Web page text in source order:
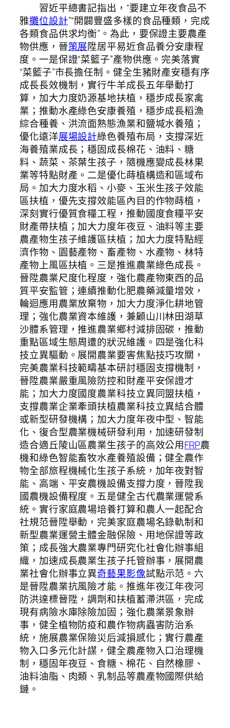
習近平總書記指出，“要建立年夜食品不
雅攤位設計”“開闢豐盛多樣的食品種類，完成
各類食品供求均衡”。為此，要保證主要農產
物供應，晉策展陞居平易近食品養分安康程
度。一是保證“菜籃子”產物供應。完美落實
“菜籃子”市長擔任制。健全生豬財產安穩有序
成長長效機制，實行牛羊成長五年舉動打
算，加大力度奶源基地扶植，穩步成長家禽
業；推動水產綠色安康養殖，穩步成長稻漁
綜合種養、洪流面熟態漁業和鹽堿水養殖；
優化遠洋展場設計綠色養殖布局，支撐深近
海養殖業成長；穩固成長棉花、油料、糖
料、蔬菜、茶葉生孩子，隨機應變成長林果
業等特點財產。二是優化蒔植構造和區域布
局。加大力度水稻、小麥、玉米生孩子效能
區扶植，優先支撐效能區內目的作物蒔植，
深刻實行優質食糧工程，推動國度食糧平安
財產帶扶植；加大力度年夜豆、油料等主要
農產物生孩子維護區扶植；加大力度特點經
濟作物、園藝產物、畜產物、水產物、林特
產物上風區扶植。三是推進農業綠色成長。
晉陞農業尺度化程度，強化農產物東西的品
質平安監管；連續推動化肥農藥減量增效，
輪迴應用農業放棄物，加大力度淨化耕地管
理；強化農業資本維護，兼顧山川林田湖草
沙體系管理，推進農業鄉村減排固碳，推動
重點區域生態周遭的狀況維護。四是強化科
技立異驅動。展開農業要害焦點技巧攻關，
完美農業科技範疇基本研討穩固支撐機制，
晉陞農業嚴重風險防控和財產平安保證才
能；加大力度國度農業科技立異同盟扶植，
支撐農業企業牽頭扶植農業科技立異結合體
或新型研發機構；加大力度年夜中型、智能
化、復合型農業機械研發利用，加速研發制
造合適丘陵山區農業生孩子的高效公用FRP農
機和綠色智能畜牧水產養殖設備；健全農作
物全部旅程機械化生孩子系統，加年夜對智
能、高端、平安農機設備支撐力度，晉陞我
國農機設備程度。五是健全古代農業運營系
統。實行家庭農場培養打算和農人一起配合
社規范晉陞舉動，完美家庭農場名錄軌制和
新型農業運營主體金融保險、用地保證等政
策；成長強大農業專門研究化社會化辦事組
織，加速成長農業生孩子托管辦事，展開農
業社會化辦事立異奇藝果影像試點示范。六
是晉陞農業抗風險才能。推進年夜江年夜河
防洪達標晉陞，調劑和扶植蓄滯洪區，完成
現有病險水庫除險加固；強化農業景象辦
事，健全植物防疫和農作物病蟲害防治系
統，施展農業保險災后減損感化；實行農產
物入口多元化計謀，健全農產物入口治理機
制，穩固年夜豆、食糖、棉花、自然橡膠、
油料油脂、肉類、乳制品等農產物國際供給
鏈。